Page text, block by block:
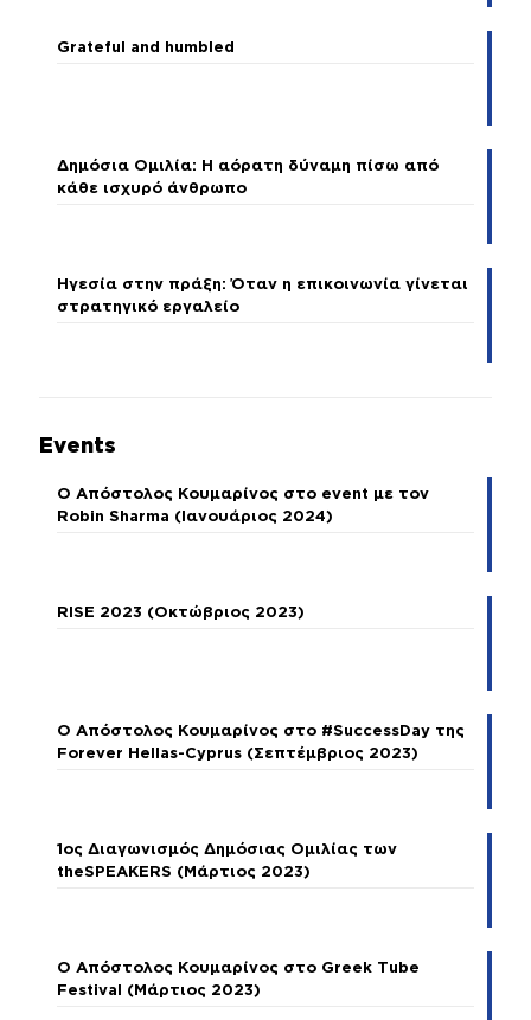
Grateful and humbled
Δημόσια Ομιλία: Η αόρατη δύναμη πίσω από
κάθε ισχυρό άνθρωπο
Ηγεσία στην πράξη: Όταν η επικοινωνία γίνεται
στρατηγικό εργαλείο
Events
Ο Απόστολος Κουμαρίνος στο event με τον
Robin Sharma (Ιανουάριος 2024)
RISE 2023 (Οκτώβριος 2023)
Ο Απόστολος Κουμαρίνος στο #SuccessDay της
Forever Hellas-Cyprus (Σεπτέμβριος 2023)
1ος Διαγωνισμός Δημόσιας Ομιλίας των
theSPEAKERS (Μάρτιος 2023)
Ο Απόστολος Κουμαρίνος στο Greek Tube
Festival (Μάρτιος 2023)